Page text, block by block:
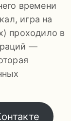
времени
игра на
проходило в
—